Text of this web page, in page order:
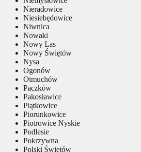
Nieradowice
Niesiebędowice
Niwnica
Nowaki
Nowy Las
Nowy Świętów
Nysa
Ogonów
Otmuchów
Paczków
Pakosławice
Piątkowice
Piorunkowice
Piotrowice Nyskie
Podlesie
Pokrzywna
Polski Świętów